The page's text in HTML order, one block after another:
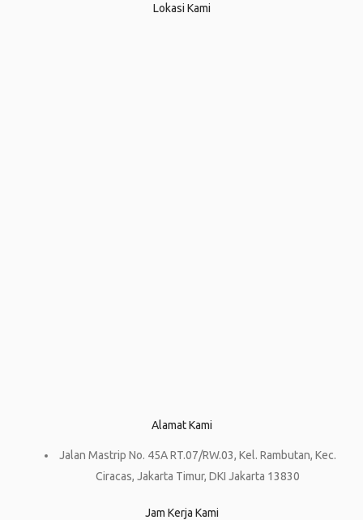
Lokasi Kami
Alamat Kami
Jalan Mastrip No. 45A RT.07/RW.03, Kel. Rambutan, Kec.
Ciracas, Jakarta Timur, DKI Jakarta 13830
Jam Kerja Kami